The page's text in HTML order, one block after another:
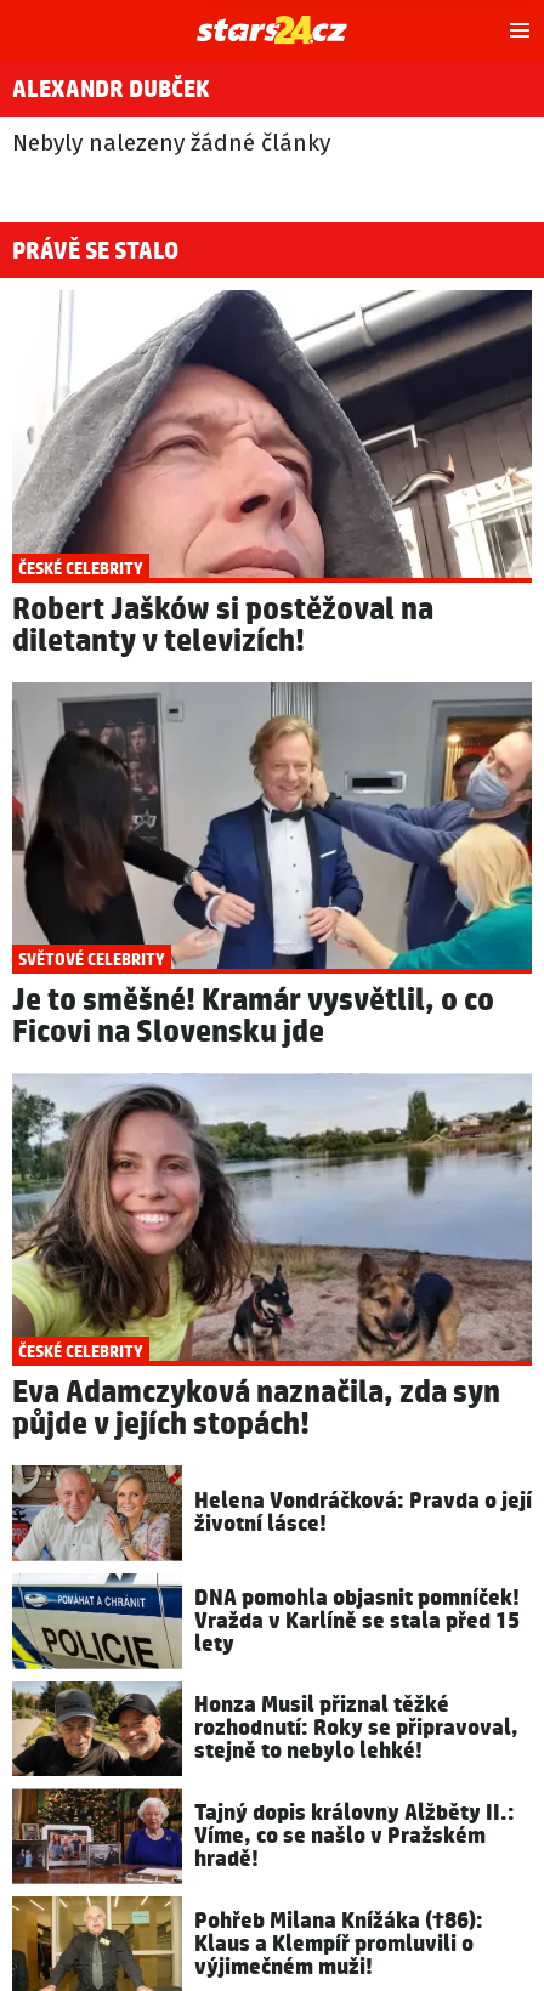
ALEXANDR DUBČEK
Nebyly nalezeny žádné články
PRÁVĚ SE STALO
ČESKÉ CELEBRITY
Robert Jašków si postěžoval na
diletanty v televizích!
SVĚTOVÉ CELEBRITY
Je to směšné! Kramár vysvětlil, o co
Ficovi na Slovensku jde
ČESKÉ CELEBRITY
Eva Adamczyková naznačila, zda syn
půjde v jejích stopách!
Helena Vondráčková: Pravda o její
životní lásce!
DNA pomohla objasnit pomníček!
Vražda v Karlíně se stala před 15
lety
Honza Musil přiznal těžké
rozhodnutí: Roky se připravoval,
stejně to nebylo lehké!
Tajný dopis královny Alžběty II.:
Víme, co se našlo v Pražském
hradě!
Pohřeb Milana Knížáka (†86):
Klaus a Klempíř promluvili o
výjimečném muži!